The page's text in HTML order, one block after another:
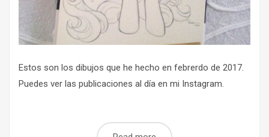
Estos son los dibujos que he hecho en febrerdo de 2017.
Puedes ver las publicaciones al día en mi Instagram.